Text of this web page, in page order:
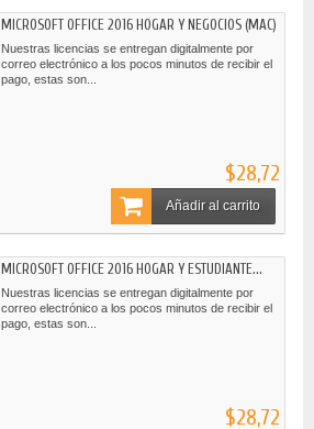
MICROSOFT OFFICE 2016 HOGAR Y NEGOCIOS (MAC)
Nuestras licencias se entregan digitalmente por
correo electrónico a los pocos minutos de recibir el
pago, estas son...
$28,72
Añadir al carrito
MICROSOFT OFFICE 2016 HOGAR Y ESTUDIANTE...
Nuestras licencias se entregan digitalmente por
correo electrónico a los pocos minutos de recibir el
pago, estas son...
$28,72